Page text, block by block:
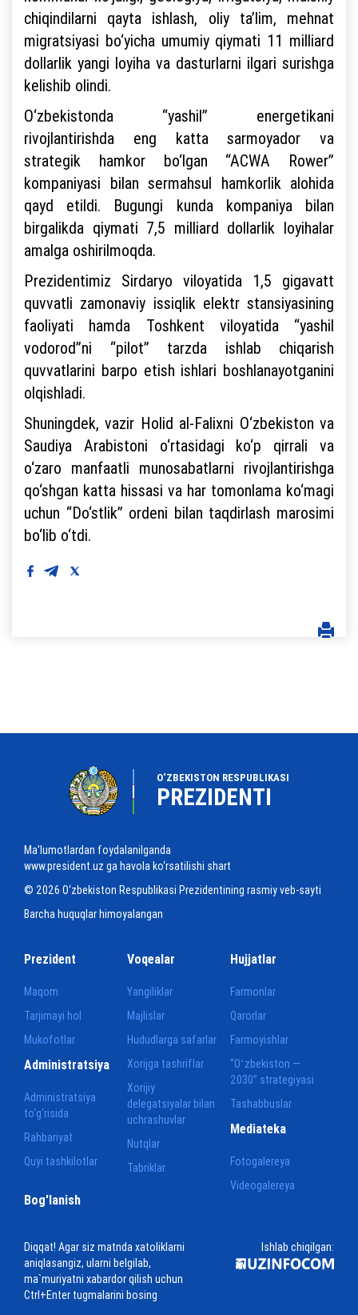
chiqindilarni qayta ishlash, oliy ta’lim, mehnat
migratsiyasi bo‘yicha umumiy qiymati 11 milliard
dollarlik yangi loyiha va dasturlarni ilgari surishga
kelishib olindi.
O‘zbekistonda “yashil” energetikani
rivojlantirishda eng katta sarmoyador va
strategik hamkor bo‘lgan “AСWA Rower”
kompaniyasi bilan sermahsul hamkorlik alohida
qayd etildi. Bugungi kunda kompaniya bilan
birgalikda qiymati 7,5 milliard dollarlik loyihalar
amalga oshirilmoqda.
Prezidentimiz Sirdaryo viloyatida 1,5 gigavatt
quvvatli zamonaviy issiqlik elektr stansiyasining
faoliyati hamda Toshkent viloyatida “yashil
vodorod”ni “pilot” tarzda ishlab chiqarish
quvvatlarini barpo etish ishlari boshlanayotganini
olqishladi.
Shuningdek, vazir Holid al-Falixni O‘zbekiston va
Saudiya Arabistoni o‘rtasidagi ko‘p qirrali va
o‘zaro manfaatli munosabatlarni rivojlantirishga
qo‘shgan katta hissasi va har tomonlama ko‘magi
uchun “Do‘stlik” ordeni bilan taqdirlash marosimi
bo‘lib o‘tdi.
O‘ZBEKISTON RESPUBLIKASI
PREZIDENTI
Ma'lumotlardan foydalanilganda
www.president.uz ga havola ko‘rsatilishi shart
© 2026 O‘zbekiston Respublikasi Prezidentining rasmiy veb-sayti
Barcha huquqlar himoyalangan
Prezident
Maqom
Tarjimayi hol
Mukofotlar
Voqealar
Yangiliklar
Majlislar
Hududlarga safarlar
Xorijga tashriflar
Xorijiy
delegatsiyalar bilan
uchrashuvlar
Nutqlar
Tabriklar
Hujjatlar
Farmonlar
Qarorlar
Farmoyishlar
“Oʻzbekiston —
2030” strategiyasi
Tashabbuslar
Administratsiya
Administratsiya
to‘g‘risida
Rahbariyat
Quyi tashkilotlar
Mediateka
Fotogalereya
Videogalereya
Bog'lanish
Diqqat! Agar siz matnda xatoliklarni
aniqlasangiz, ularni belgilab,
ma`muriyatni xabardor qilish uchun
Ctrl+Enter tugmalarini bosing
Ishlab chiqilgan: